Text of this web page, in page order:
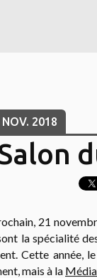
NOV. 2018
21
la spécialité
Cette année,
mais à la